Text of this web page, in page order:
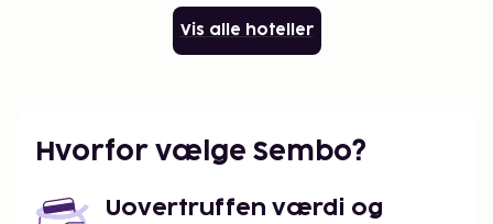
Vis alle hoteller
Hvorfor vælge Sembo?
Uovertruffen værdi og